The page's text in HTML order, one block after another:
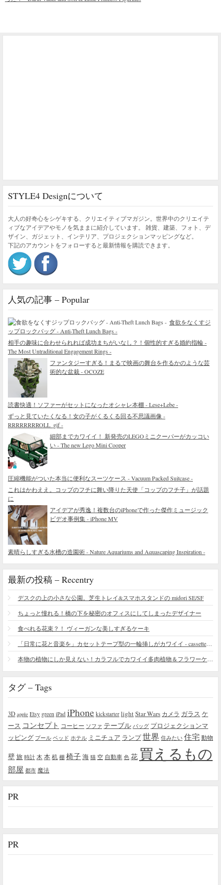
STYLE4 Designについて
大人の好奇心をシゲキする、クリエイティブマガジン。世界中のクリエイテ
ィブなアイデアやモノを気ままに紹介しています。 雑貨、建築、フォト、デ
ザイン、ガジェット、インテリア、プロジェクションマッピングなど。
下記のアカウントをフォローすると最新情報を購読できます。
人気の記事 – Popular
食欲をなくすジ
ップロックバッグ - Anti-Theft Lunch Bags -
相手の趣味に合わせられれば成功まちがいなし？！個性的すぎる婚約指輪 -
The Most Untraditional Engagement Rings -
ファンタジーすぎる！まるで映画の舞台を作るかのような芸
術的な盆栽 - OCOZE
読書快適！ソファーがセットになったオシャレ本棚 - Lese+Lebe -
ずっと見ていたくなる！女の子がくるくる回る不思議画像 -
RRRRRRRROLL_gif -
細部までカワイイ！ 新発売のLEGOミニクーパーがカッコい
い - The new Lego Mini Cooper
圧縮機能がついた本当に便利なスーツケース - Vacuum Packed Suitcase -
これはかわええ。コップのフチに舞い降りた天使「コップのフチ子」が話題
に
アイデアが秀逸！複数台のiPhoneで作った傑作ミュージック
ビデオ事例集 - iPhone MV
素晴らしすぎる水槽の造園術 - Nature Aquariums and Aquascaping Inspiration -
最新の投稿 – Recentry
デスクの上の小さな公園。芝生トレイ&スマホスタンドの midori SE/SF
ちょっと憧れる！橋の下を秘密のオフィスにしてしまったデザイナー
食べれる花束？！ ヴィーガンな美しすぎるケーキ
タグ – Tags
3D apple Etsy green iPad iPhone kickstarter lightStar Wars カメラ ガラス ケ
ース コンセプト コーヒー ソファ テーブル バッグ プロジェクションマ
ッピング プール ベッド ホテル ミニチュア ランプ世界 住みたい 住宅 動物
壁旅 時計 木 本机 棚 椅子海 猫 空 自動車 色 花 買えるもの
部屋 都市 魔法
PR
PR